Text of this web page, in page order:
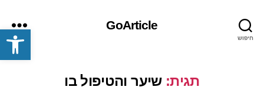
פתח סרגל נגישות חיפוש
GoArticle
תפריט
תגית: שיער והטיפול בו